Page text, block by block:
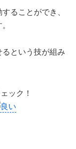
ることができ、
という技が組み
ック！